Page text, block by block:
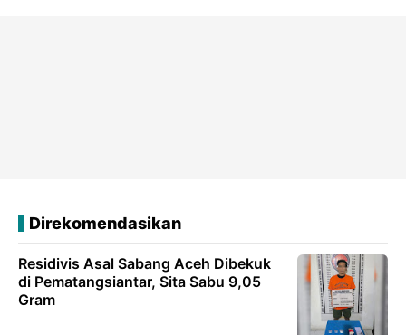
Direkomendasikan
Residivis Asal Sabang Aceh Dibekuk
di Pematangsiantar, Sita Sabu 9,05
Gram